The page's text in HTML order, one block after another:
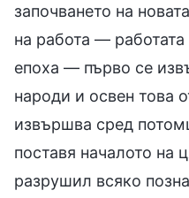
започването на
на работа — работата
епоха — първо се
народи и освен това
извършва сред
поставя началото на
разрушил всяко